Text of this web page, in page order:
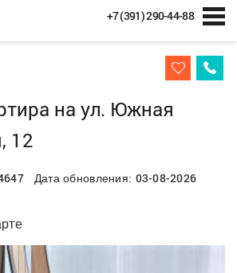
+7 (391) 290-44-88
на ул. Южная
12
Дата обновления: 03-08-2026